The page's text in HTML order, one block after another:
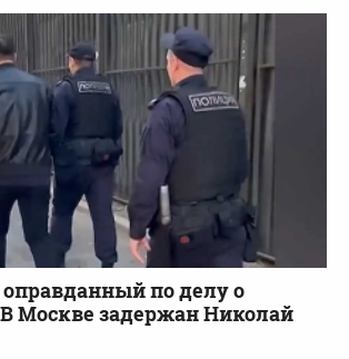
по делу о
Москве задержан Николай